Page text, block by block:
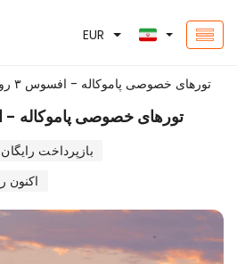
EUR
تورهای خصوصی پاموکاله - افسوس ۳ روز و ۲ شب
تورهای خصوصی پاموکاله - افسوس ۳
بازپرداخت رایگان
اکنون